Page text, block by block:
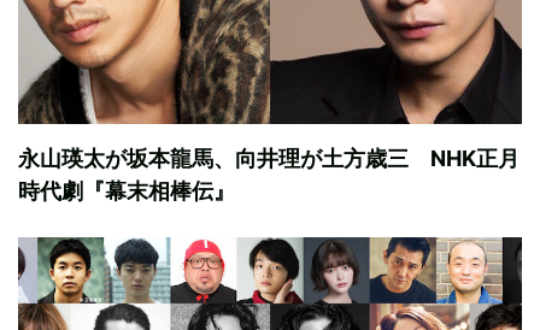
永山瑛太が坂本龍馬、向井理が土方歳三 NHK正月
時代劇『幕末相棒伝』